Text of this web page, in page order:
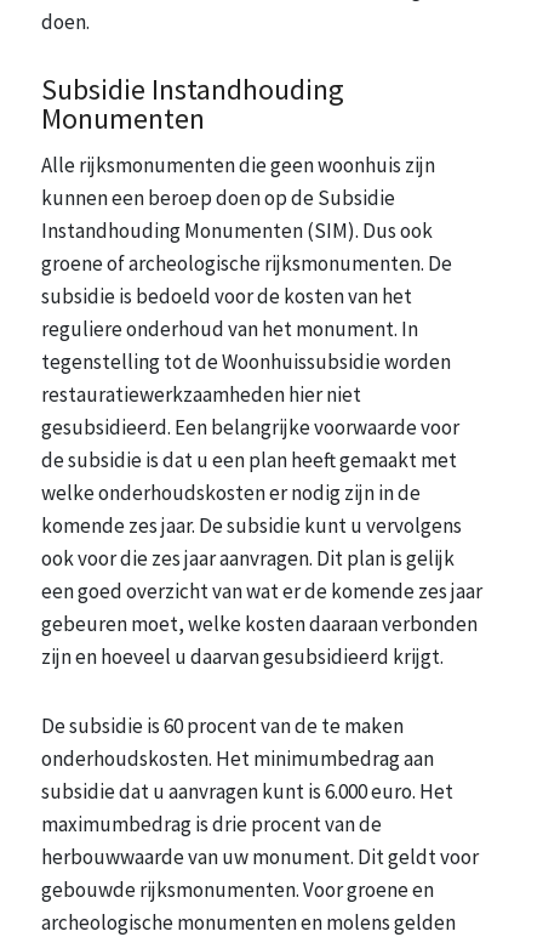
doen.
Subsidie Instandhouding
Monumenten
Alle rijksmonumenten die geen woonhuis zijn
kunnen een beroep doen op de Subsidie
Instandhouding Monumenten (SIM). Dus ook
groene of archeologische rijksmonumenten. De
subsidie is bedoeld voor de kosten van het
reguliere onderhoud van het monument. In
tegenstelling tot de Woonhuissubsidie worden
restauratiewerkzaamheden hier niet
gesubsidieerd. Een belangrijke voorwaarde voor
de subsidie is dat u een plan heeft gemaakt met
welke onderhoudskosten er nodig zijn in de
komende zes jaar. De subsidie kunt u vervolgens
ook voor die zes jaar aanvragen. Dit plan is gelijk
een goed overzicht van wat er de komende zes jaar
gebeuren moet, welke kosten daaraan verbonden
zijn en hoeveel u daarvan gesubsidieerd krijgt.
De subsidie is 60 procent van de te maken
onderhoudskosten. Het minimumbedrag aan
subsidie dat u aanvragen kunt is 6.000 euro. Het
maximumbedrag is drie procent van de
herbouwwaarde van uw monument. Dit geldt voor
gebouwde rijksmonumenten. Voor groene en
archeologische monumenten en molens gelden